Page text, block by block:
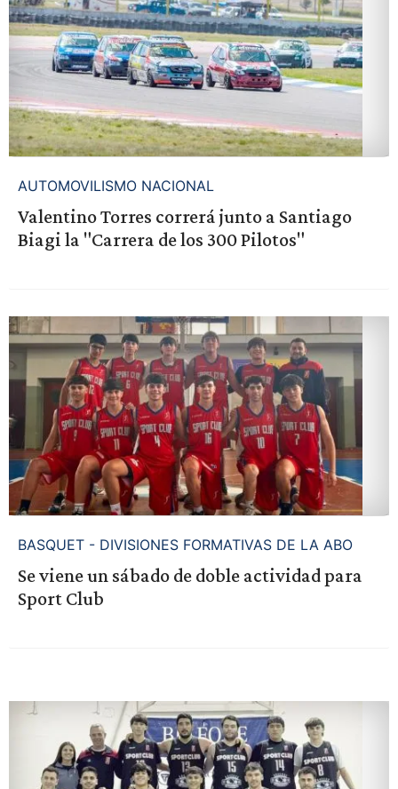
AUTOMOVILISMO NACIONAL
Valentino Torres correrá junto a Santiago
Biagi la "Carrera de los 300 Pilotos"
BASQUET - DIVISIONES FORMATIVAS DE LA ABO
Se viene un sábado de doble actividad para
Sport Club